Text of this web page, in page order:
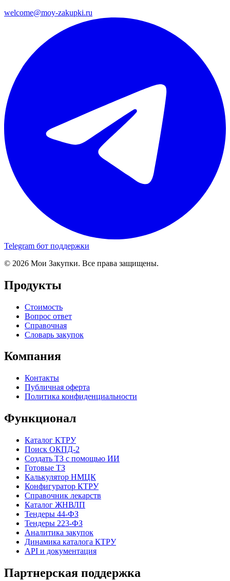
welcome@moy-zakupki.ru
Telegram бот поддержки
© 2026 Мои Закупки. Все права защищены.
Продукты
Стоимость
Вопрос ответ
Справочная
Словарь закупок
Компания
Контакты
Публичная оферта
Политика конфиденциальности
Функционал
Каталог КТРУ
Поиск ОКПД-2
Создать ТЗ с помощью ИИ
Готовые ТЗ
Калькулятор НМЦК
Конфигуратор КТРУ
Справочник лекарств
Каталог ЖНВЛП
Тендеры 44-ФЗ
Тендеры 223-ФЗ
Аналитика закупок
Динамика каталога КТРУ
API и документация
Партнерская поддержка